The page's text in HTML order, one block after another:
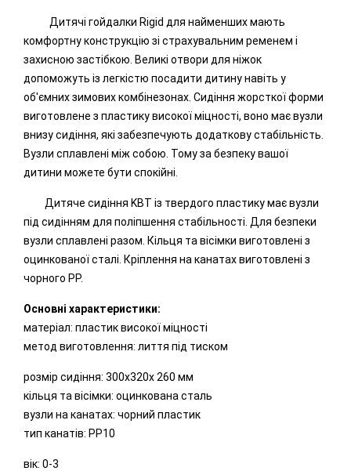
Дитячі гойдалки Rigid для найменших мають
комфортну конструкцію зі страхувальним ременем і
захисною застібкою. Великі отвори для ніжок
допоможуть із легкістю посадити дитину навіть у
об'ємних зимових комбінезонах. Сидіння жорсткої форми
виготовлене з пластику високої міцності, воно має вузли
внизу сидіння, які забезпечують додаткову стабільність.
Вузли сплавлені між собою. Тому за безпеку вашої
дитини можете бути спокійні.
Дитяче сидіння KBT із твердого пластику має вузли
під сидінням для поліпшення стабільності. Для безпеки
вузли сплавлені разом. Кільця та вісімки виготовлені з
оцинкованої сталі. Кріплення на канатах виготовлені з
чорного PP.
Основні характеристики:
матеріал: пластик високої міцності
метод виготовлення: лиття під тиском
розмір сидіння: 300x320x 260 мм
кільця та вісімки: оцинкована сталь
вузли на канатах: чорний пластик
тип канатів: РР10
вік: 0-3